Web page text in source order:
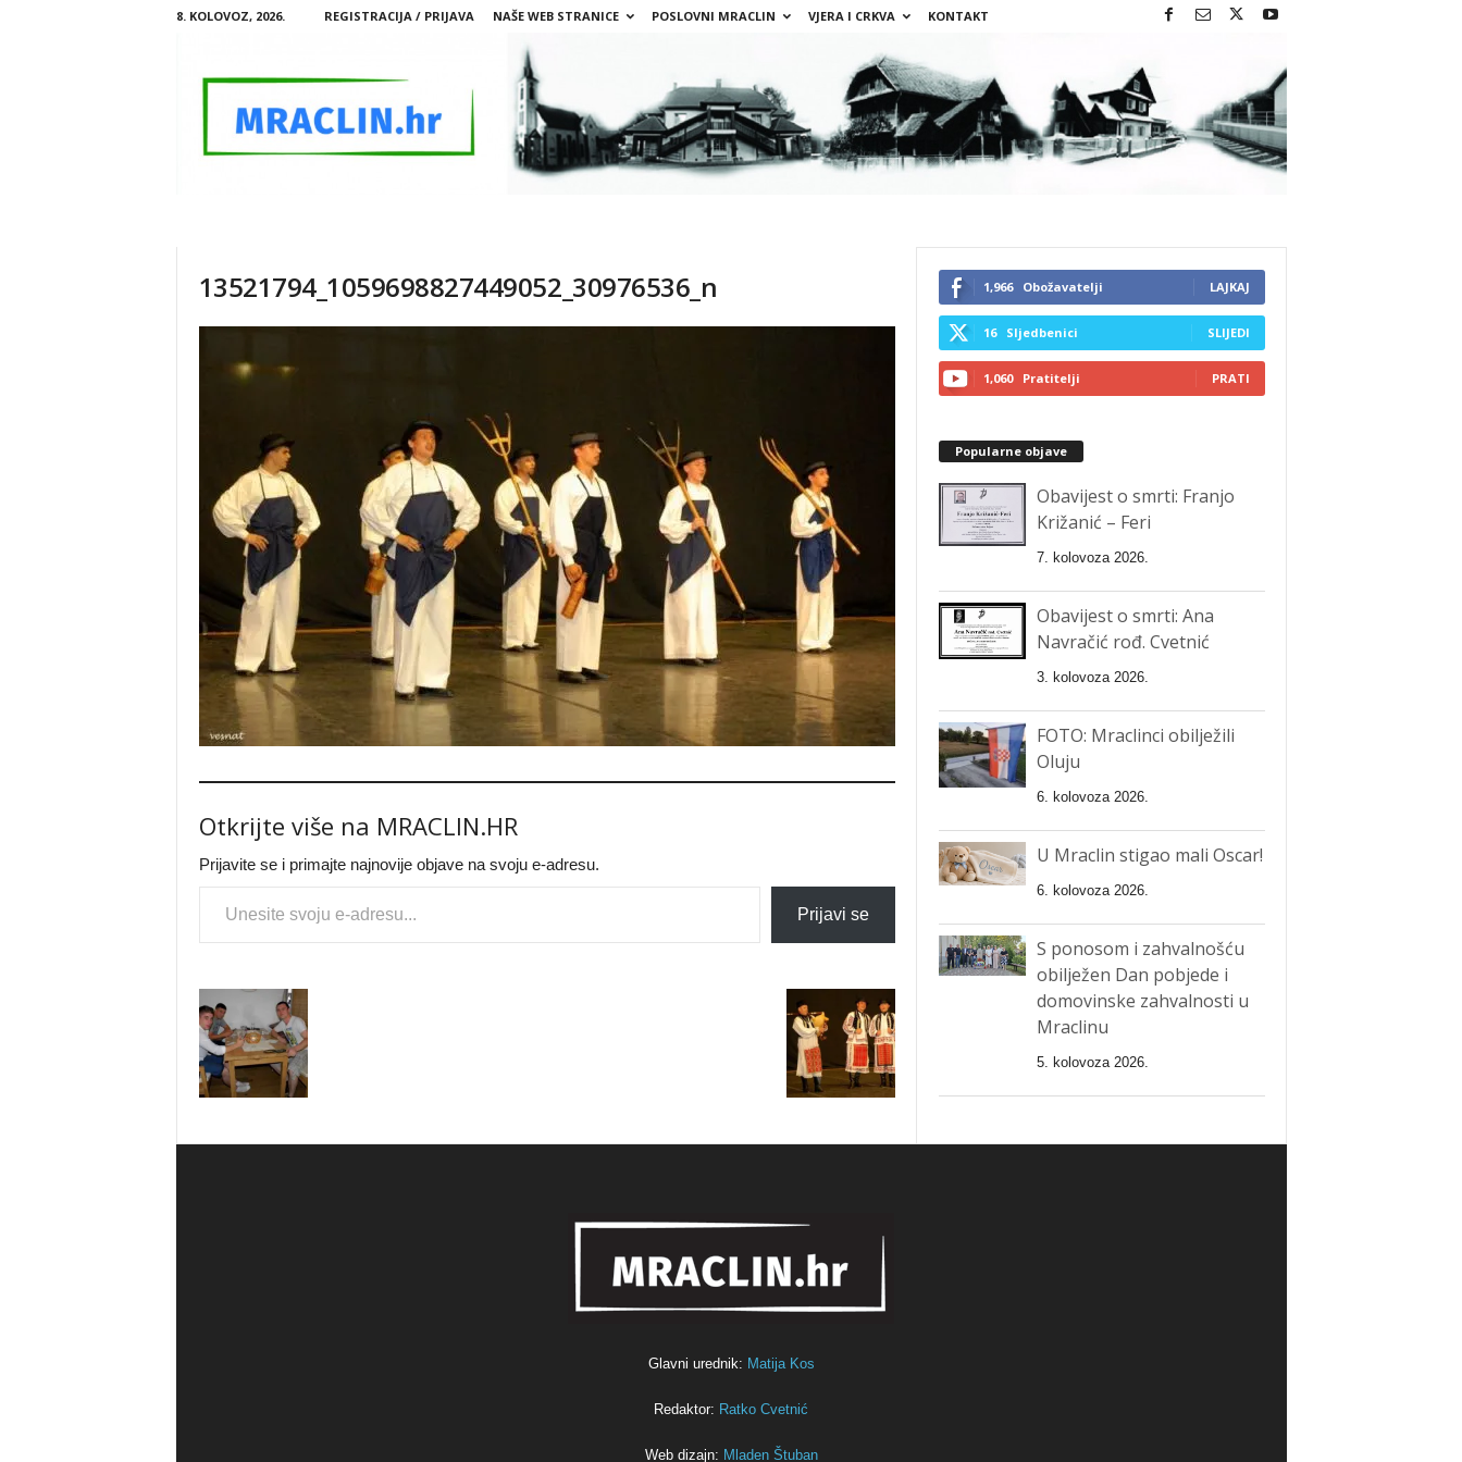
8. KOLOVOZ, 2026. REGISTRACIJA / PRIJAVA NAŠE WEB STRANICE POSLOVNI MRACLIN VJERA I CRKVA KONTAKT
A
13521794_1059698827449052_30976536_n
Otkrijte više na MRACLIN.HR
Prijavite se i primajte najnovije objave na svoju e-adresu.
Type your email…
Prijavi se
1,966 Obožavatelji LAJKAJ
16 Sljedbenici SLIJEDI
1,060 Pratitelji PRATI
Popularne objave
Obavijest o smrti: Franjo
Križanić – Feri
7. kolovoza 2026.
Obavijest o smrti: Ana
Navračić rođ. Cvetnić
3. kolovoza 2026.
FOTO: Mraclinci obilježili
Oluju
6. kolovoza 2026.
U Mraclin stigao mali Oscar!
6. kolovoza 2026.
S ponosom i zahvalnošću
obilježen Dan pobjede i
domovinske zahvalnosti u
Mraclinu
5. kolovoza 2026.
Glavni urednik: Matija Kos
Redaktor: Ratko Cvetnić
Web dizajn: Mladen Štuban